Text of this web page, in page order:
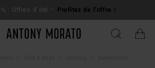
: Offres d'été – Profitez de l'offre !
Antony Morato - Official